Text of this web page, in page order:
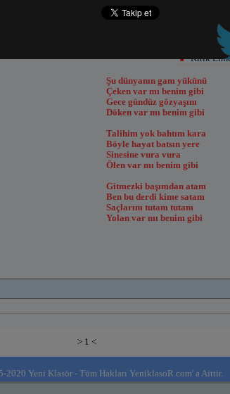
Kırık
Şu dünyanın gam yükünü
Çeken var mı benim gibi
Gece gündüz gözyaşını
Döken var mı benim gibi
Talihim yok bahtım kara
Böyle hayat batsın yere
Sinesine vura vura
Ölen var mı benim gibi
Gitmezki başımdan atam
Ben bu derdi kime satam
Saçlarını tutam tutam
Yolan var mı benim gibi
> 1 <
Yeni Klasör - Tüm Hakları YeniklasoR.com' a Aittir.